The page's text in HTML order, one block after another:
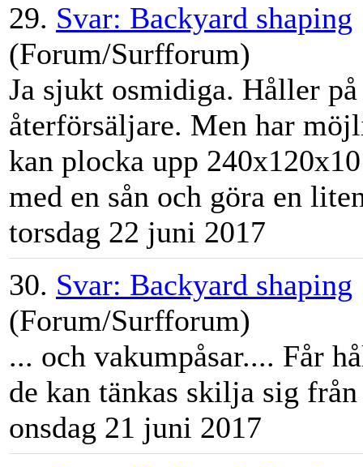
29. Svar: Backyard shaping
(Forum/Surfforum)
Ja sjukt osmidiga. Håller
återförsäljare. Men har
kan plocka upp
med en sån och göra en
torsdag 22 juni 2017
30. Svar: Backyard shaping
(Forum/Surfforum)
... och vakumpåsar.... Får
de kan tänkas skilja sig
onsdag 21 juni 2017